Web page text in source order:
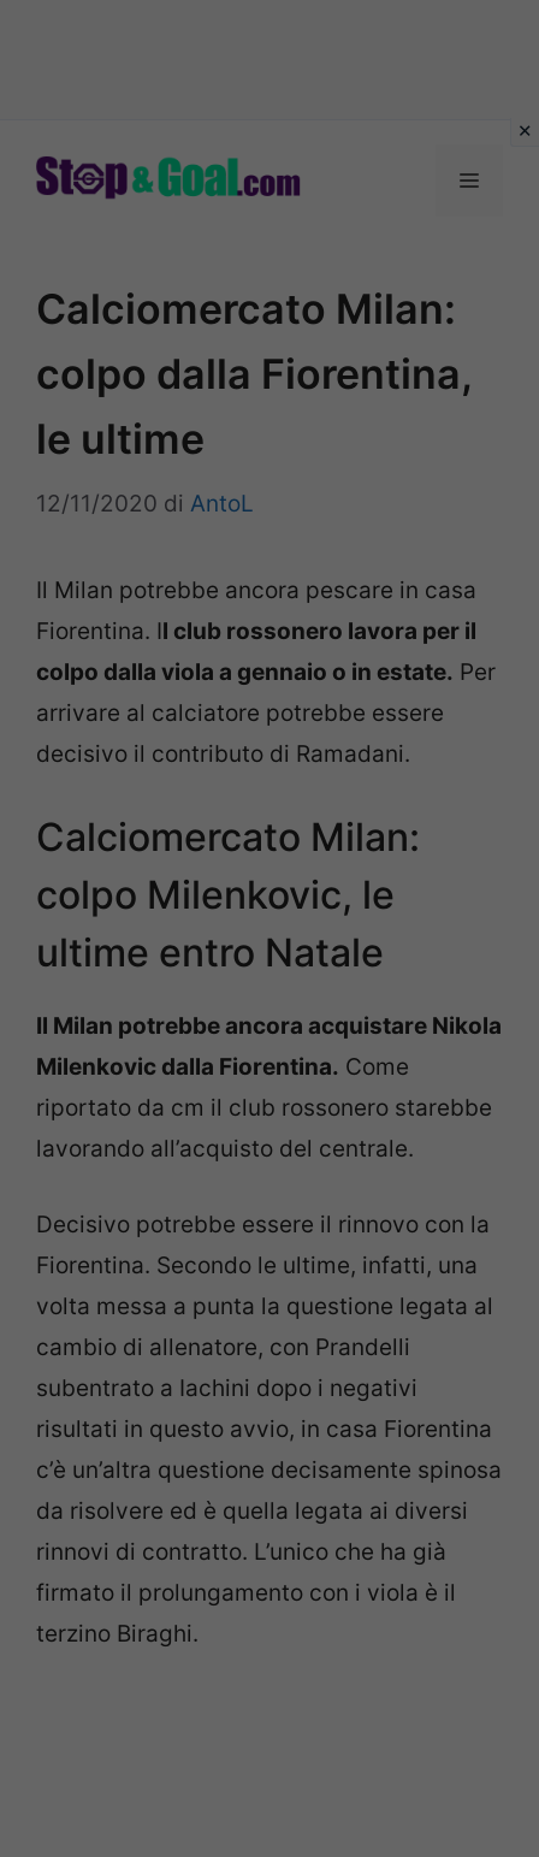
Menu
Calciomercato Milan:
colpo dalla Fiorentina,
le ultime
12/11/2020 di AntoL
Il Milan potrebbe ancora pescare in casa
Fiorentina. Il club rossonero lavora per il
colpo dalla viola a gennaio o in estate. Per
arrivare al calciatore potrebbe essere
decisivo il contributo di Ramadani.
Calciomercato Milan:
colpo Milenkovic, le
ultime entro Natale
Il Milan potrebbe ancora acquistare Nikola
Milenkovic dalla Fiorentina. Come
riportato da cm il club rossonero starebbe
lavorando all’acquisto del centrale.
Decisivo potrebbe essere il rinnovo con la
Fiorentina. Secondo le ultime, infatti, una
volta messa a punta la questione legata al
cambio di allenatore, con Prandelli
subentrato a Iachini dopo i negativi
risultati in questo avvio, in casa Fiorentina
c’è un’altra questione decisamente spinosa
da risolvere ed è quella legata ai diversi
rinnovi di contratto. L’unico che ha già
firmato il prolungamento con i viola è il
terzino Biraghi.